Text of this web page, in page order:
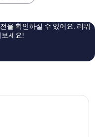
용
을 확인하실 수 있어요. 리워
세요!